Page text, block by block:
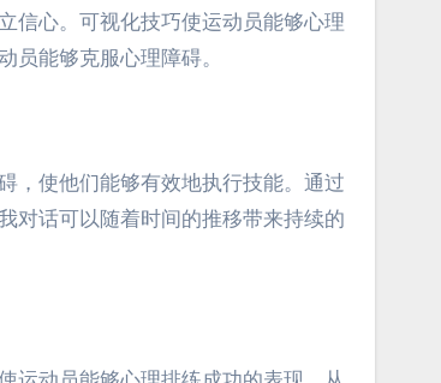
信心。可视化技巧使运动员能够心理
能够克服心理障碍。
，使他们能够有效地执行技能。通过
对话可以随着时间的推移带来持续的